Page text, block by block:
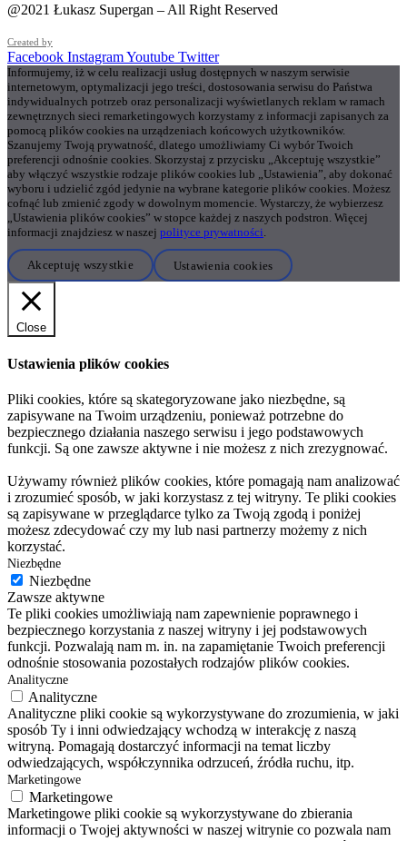
@2021 Łukasz Supergan – All Right Reserved
Created by
Facebook InstagramYoutube Twitter
Informujemy, iż w celu realizacji usług dostępnych w naszym serwisie
internetowym, optymalizacji jego treści, dostosowania serwisu do Państwa
indywidualnych potrzeb oraz personalizacji wyświetlanych reklam w ramach
zewnętrznych sieci remarketingowych korzystamy z informacji zapisanych za
pomocą plików cookies na urządzeniach końcowych użytkowników.
Szanujemy Twoją prywatność, dlatego umożliwiamy Ci wybór Twoich
preferencji odnośnie cookies. Skorzystaj z przycisku „Akceptuję wszystkie”
aby włączyć wszystkie rodzaje plików cookies lub „Ustawienia”, aby dokonać
wyboru i udzielić zgód jedynie na wybrane kategorie plików cookies. Możesz
cofnąć lub zmienić zgody w dowolnym momencie. Wystarczy, że wybierzesz
„Ustawienia plików cookies” w stopce każdej z naszych podstron. Więcej
informacji znajdziesz w naszej polityce prywatności
Akceptuję wszystkie Ustawienia cookies
Close
Ustawienia plików cookies
Pliki cookies, które są skategoryzowane jako niezbędne, są
zapisywane na Twoim urządzeniu, ponieważ potrzebne do
bezpiecznego działania naszego serwisu i jego podstawowych
funkcji. Są one zawsze aktywne i nie możesz z nich zrezygnować.
Używamy również plików cookies, które pomagają nam analizować
i zrozumieć sposób, w jaki korzystasz z tej witryny. Te pliki cookies
są zapisywane w przeglądarce tylko za Twoją zgodą i poniżej
możesz zdecydować czy my lub nasi partnerzy możemy z nich
korzystać.
Niezbędne
Niezbędne
Zawsze aktywne
Te pliki cookies umożliwiają nam zapewnienie poprawnego i
bezpiecznego korzystania z naszej witryny i jej podstawowych
funkcji. Pozwalają nam m. in. na zapamiętanie Twoich preferencji
odnośnie stosowania pozostałych rodzajów plików cookies.
Analityczne
Analityczne
Analityczne pliki cookie są wykorzystywane do zrozumienia, w jaki
sposób Ty i inni odwiedzający wchodzą w interakcję z naszą
witryną. Pomagają dostarczyć informacji na temat liczby
odwiedzających, współczynnika odrzuceń, źródła ruchu, itp.
Marketingowe
Marketingowe
Marketingowe pliki cookie są wykorzystywane do zbierania
informacji o Twojej aktywności w naszej witrynie co pozwala nam